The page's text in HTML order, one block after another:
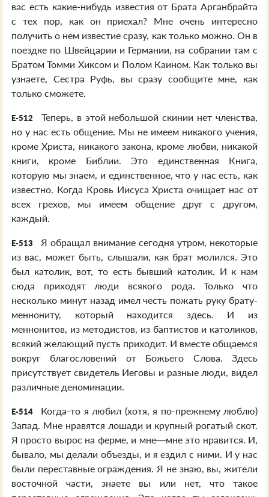
вас есть какие-нибудь известия от Брата Арганбрайта
с тех пор, как он приехал? Мне очень интересно
получить о нем известие сразу, как только можно. Он в
поездке по Швейцарии и Германии, на собрании там с
Братом Томми Хиксом и Полом Каином. Как только вы
узнаете, Сестра Руфь, вы сразу сообщите мне, как
только сможете.
E-512
Теперь, в этой небольшой скинии нет членства,
но у нас есть общение. Мы не имеем никакого учения,
кроме Христа, никакого закона, кроме любви, никакой
книги, кроме Библии. Это единственная Книга,
которую мы знаем, и единственное, что у нас есть, как
известно. Когда Кровь Иисуса Христа очищает нас от
всех грехов, мы имеем общение друг с другом,
каждый.
E-513
Я обращал внимание сегодня утром, некоторые
из вас, может быть, слышали, как брат молился. Это
был католик, вот, то есть бывший католик. И к нам
сюда приходят люди всякого рода. Только что
несколько минут назад имел честь пожать руку брату-
меннониту, который находится здесь. И из
меннонитов, из методистов, из баптистов и католиков,
всякий желающий пусть приходит. И вместе общаемся
вокруг благословений от Божьего Слова. Здесь
присутствует свидетель Иеговы и разные люди, видел
различные деноминации.
E-514
Когда-то я любил (хотя, я по-прежнему люблю)
Запад. Мне нравятся лошади и крупный рогатый скот.
Я просто вырос на ферме, и мне—мне это нравится. И,
бывало, мы делали объезды, и я ездил с ними. И у нас
были переставные ограждения. Я не знаю, вы, жители
восточной части, знаете вы или нет, что такое